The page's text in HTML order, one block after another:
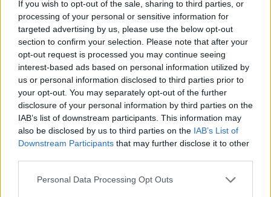
If you wish to opt-out of the sale, sharing to third parties, or
processing of your personal or sensitive information for
targeted advertising by us, please use the below opt-out
section to confirm your selection. Please note that after your
opt-out request is processed you may continue seeing
interest-based ads based on personal information utilized by
us or personal information disclosed to third parties prior to
your opt-out. You may separately opt-out of the further
disclosure of your personal information by third parties on the
IAB’s list of downstream participants. This information may
also be disclosed by us to third parties on the IAB’s List of
Downstream Participants that may further disclose it to other
Personal Data Processing Opt Outs
Dusit Thani, materiały prasowe
Malediwy to wymarzone miejsce dla tych, którzy
dawno nie mieli czasu się troszkę ponudzić i zająć